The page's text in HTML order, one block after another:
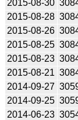
2015-08-30
2015-08-28
2015-08-26
2015-08-25
2015-08-23
2015-08-21
2014-09-27
2014-09-25
2014-06-23